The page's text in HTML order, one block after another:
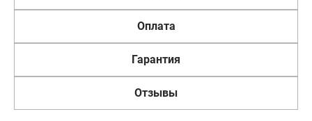
Оплата
Гарантия
Отзывы